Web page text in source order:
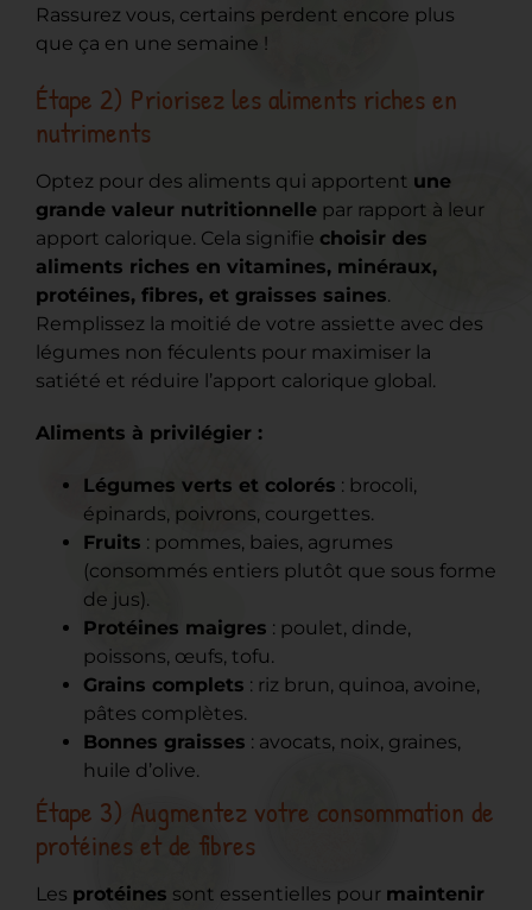
Rassurez vous, certains perdent encore plus
que ça en une semaine !
Étape 2) Priorisez les aliments riches en
nutriments
Optez pour des aliments qui apportent une
grande valeur nutritionnelle par rapport à leur
apport calorique. Cela signifie choisir des
aliments riches en vitamines, minéraux,
protéines, fibres, et graisses saines.
Remplissez la moitié de votre assiette avec des
légumes non féculents pour maximiser la
satiété et réduire l’apport calorique global.
Aliments à privilégier :
Légumes verts et colorés : brocoli,
épinards, poivrons, courgettes.
Fruits : pommes, baies, agrumes
(consommés entiers plutôt que sous forme
de jus).
Protéines maigres : poulet, dinde,
poissons, œufs, tofu.
Grains complets : riz brun, quinoa, avoine,
pâtes complètes.
Bonnes graisses : avocats, noix, graines,
huile d’olive.
Étape 3) Augmentez votre consommation de
protéines et de fibres
Les protéines sont essentielles pour maintenir